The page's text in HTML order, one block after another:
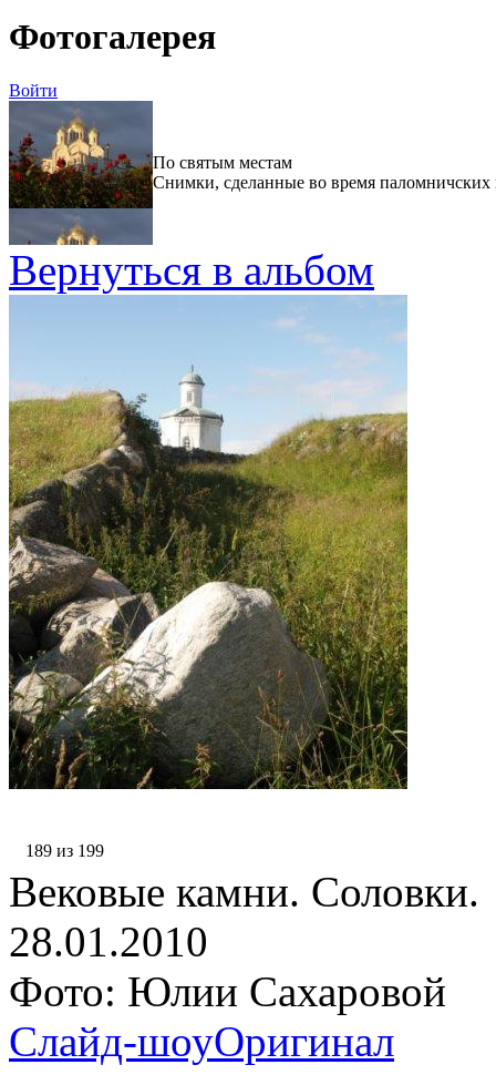
Фотогалерея
Войти
По святым местам
Снимки, сделанные во время паломничских
Вернуться в альбом
189 из 199
Вековые камни. Соловки.
28.01.2010
Фото: Юлии Сахаровой
Слайд-шоуОригинал